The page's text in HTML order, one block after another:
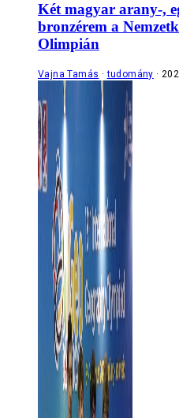
Két magyar arany-,
bronzérem a
Olimpián
Vajna Tamás tudomány